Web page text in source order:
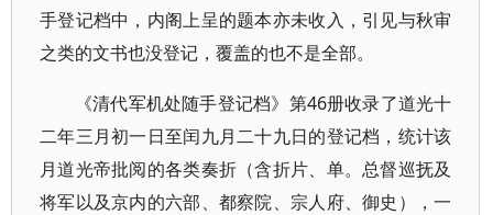
手登记档中，内阁上呈的题本亦未收入，引见与秋审
之类的文书也没登记，覆盖的也不是全部。
《清代军机处随手登记档》第46册收录了道光十
二年三月初一日至闰九月二十九日的登记档，统计该
月道光帝批阅的各类奏折（含折片、单。总督巡抚及
将军以及京内的六部、都察院、宗人府、御史），一